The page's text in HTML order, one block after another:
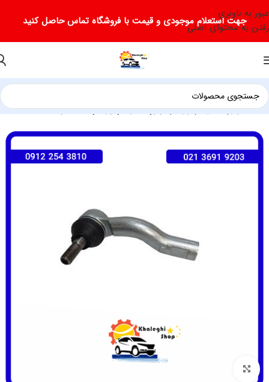
عبور به ناوبری
رفتن به محتوای اصلی
جهت استعلام موجودی و قیمت با فروشگاه تماس حاصل کنید
خانه لوازم یدکی ام وی ام لوازم یدکی ام وی ام X33 نیو